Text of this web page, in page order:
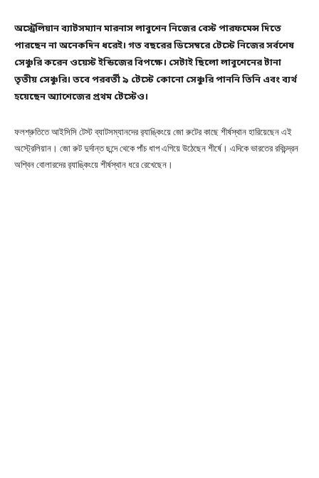
অস্ট্রেলিয়ান ব্যাটসম্যান মারনাস লাবুশেন নিজের বেস্ট পারফমেন্স দিতে
পারছেন না অনেকদিন ধরেই। গত বছরের ডিসেম্বরে টেস্টে নিজের সর্বশেষ
সেঞ্চুরি করেন ওয়েস্ট ইন্ডিজের বিপক্ষে। সেটাই ছিলো লাবুশেনের টানা
তৃতীয় সেঞ্চুরি। তবে পরবর্তী ৯ টেস্টে কোনো সেঞ্চুরি পাননি তিনি এবং ব্যর্থ
হয়েছেন অ্যাশেজের প্রথম টেস্টেও।
ফলশ্রুতিতে আইসিসি টেস্ট ব্যাটসম্যানদের র‌্যাঙ্কিংয়ে জো রুটের কাছে শীর্ষস্থান হারিয়েছেন এই
অস্ট্রেলিয়ান। জো রুট দুর্দান্ত ছন্দে থেকে পাঁচ ধাপ এগিয়ে উঠেছেন শীর্ষে। এদিকে ভারতের রবিচন্দ্রন
অশ্বিন বোলারদের র‌্যাঙ্কিংয়ে শীর্ষস্থান ধরে রেখেছেন।